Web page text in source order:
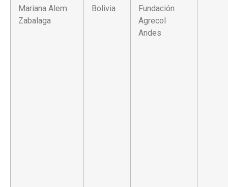
Mariana Alem
Zabalaga
Bolivia
Fundación
Agrecol
Andes